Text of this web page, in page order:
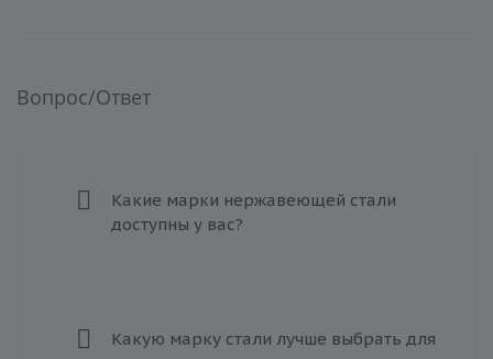
Вопрос/Ответ
Какие марки нержавеющей стали
доступны у вас?
Какую марку стали лучше выбрать для